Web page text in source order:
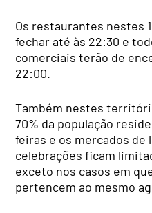
Os restaurantes nestes
fechar até às 22:30 e
comerciais terão de
22:00.
Também nestes
70% da população
feiras e os mercados de
celebrações ficam
exceto nos casos em
pertencem ao mesmo